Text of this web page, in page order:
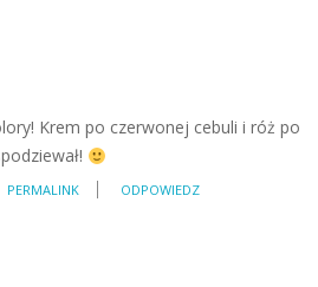
Krem po czerwonej cebuli i róż po
PERMALINK ODPOWIEDZ